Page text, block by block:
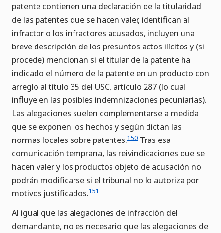
patente contienen una declaración de la titularidad
de las patentes que se hacen valer, identifican al
infractor o los infractores acusados, incluyen una
breve descripción de los presuntos actos ilícitos y (si
procede) mencionan si el titular de la patente ha
indicado el número de la patente en un producto con
arreglo al título 35 del USC, artículo 287 (lo cual
influye en las posibles indemnizaciones pecuniarias).
Las alegaciones suelen complementarse a medida
que se exponen los hechos y según dictan las
normas locales sobre patentes.150 Tras esa
comunicación temprana, las reivindicaciones que se
hacen valer y los productos objeto de acusación no
podrán modificarse si el tribunal no lo autoriza por
motivos justificados.151
Al igual que las alegaciones de infracción del
demandante, no es necesario que las alegaciones de